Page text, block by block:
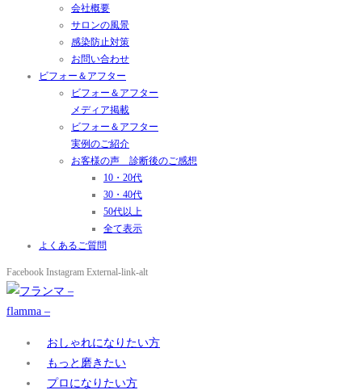
会社概要
サロンの風景
感染防止対策
お問い合わせ
ビフォー＆アフター
ビフォー＆アフター
メディア掲載
ビフォー＆アフター
実例のご紹介
お客様の声 診断後のご感想
10・20代
30・40代
50代以上
全て表示
よくあるご質問
Facebook Instagram External-link-alt
おしゃれになりたい方
もっと磨きたい
プロになりたい方